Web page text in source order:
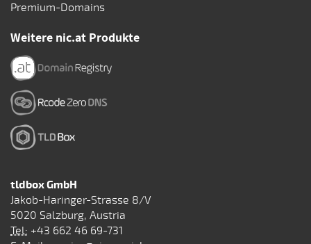
Premium-Domains
Weitere nic.at Produkte
tldbox GmbH
Jakob-Haringer-Strasse 8/V
5020 Salzburg, Austria
Tel: +43 662 46 69-731